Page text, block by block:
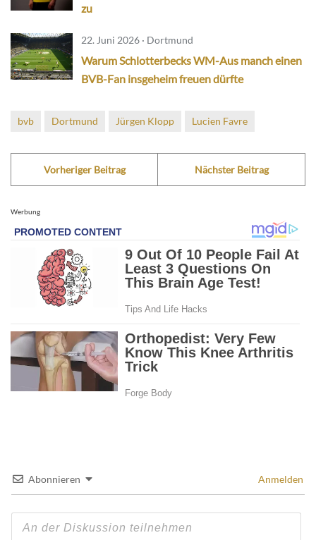
zu
22. Juni 2026 · Dortmund
Warum Schlotterbecks WM-Aus manch einen
BVB-Fan insgeheim freuen dürfte
bvb Dortmund Jürgen Klopp Lucien Favre
Vorheriger Beitrag Nächster Beitrag
Werbung
Abonnieren Anmelden